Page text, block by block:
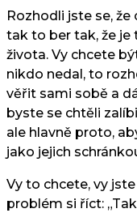
Rozhodli jste se,
tak to ber tak, že
života. Vy chcete
nikdo nedal, to
věřit sami sobě a
byste se chtěli
ale hlavně proto,
jako jejich
Vy to chcete, vy
problém si říct: